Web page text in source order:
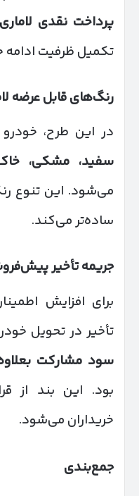
پرداخت نقدی لاماری
تکمیل ظرفیت
رنگ‌های قابل عرضه
در این طرح،
سفید، مشکی،
می‌شود. این تنوع
ساده‌تر می‌کند.
جریمه تأخیر
برای افزایش
تأخیر در تحویل
سود مشارکت
بود. این بند از
خریداران می‌شود.
جمع‌بندی